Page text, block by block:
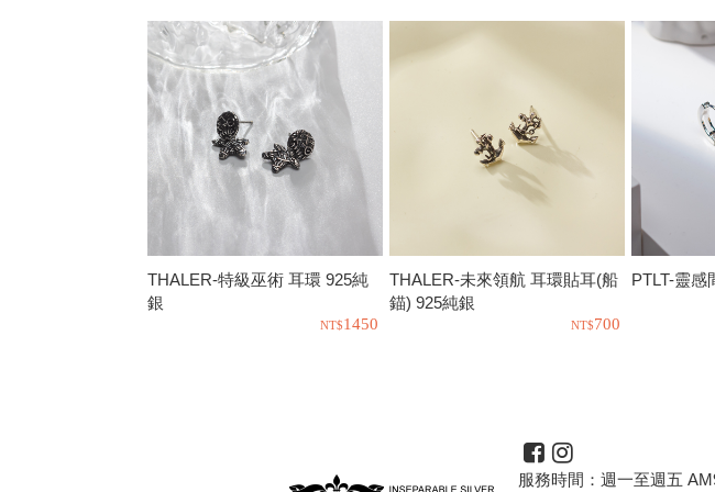
THALER-特級巫術 耳環 925純
銀
1450
THALER-未來領航 耳環貼耳(船
錨) 925純銀
700
PTLT-靈感
服務時間：週一至週五